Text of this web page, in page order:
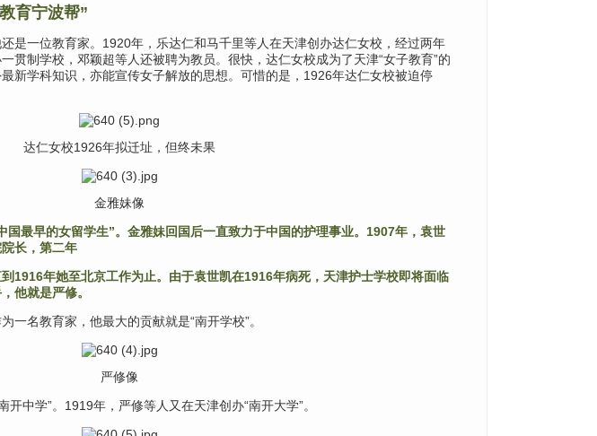
育宁波帮”
是一位教育家。1920年，乐达仁和马千里等人在天津创办达仁女校，经过两年
贯制学校，邓颖超等人还被聘为教员。很快，达仁女校成为了天津“女子教育”的
新学科知识， 亦能宣传女子解放的思想。 可惜的是，1926年达仁女校被迫停
达仁女校1926年拟迁址，但终未果
金雅妹像
国最早的女留学生”。金雅妹回国后一直致力于中国的护理事业。1907年，袁世
长，第二年
1916年她至北京工作为止。由于袁世凯在1916年病死，天津护士学校即将面临
他就是严修。
一名教育家， 他最大的贡献就是“南开学校”。
严修像
开中学”。 1919年， 严修等人又在天津创办“南开大学”。